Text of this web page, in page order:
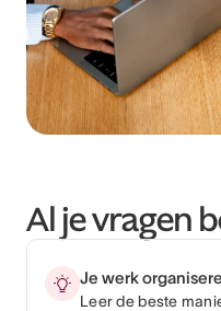
Al je vragen
Je werk
Leer de beste